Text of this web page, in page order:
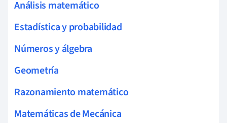
Análisis matemático
Estadística y probabilidad
Números y álgebra
Geometría
Razonamiento matemático
Matemáticas de Mecánica